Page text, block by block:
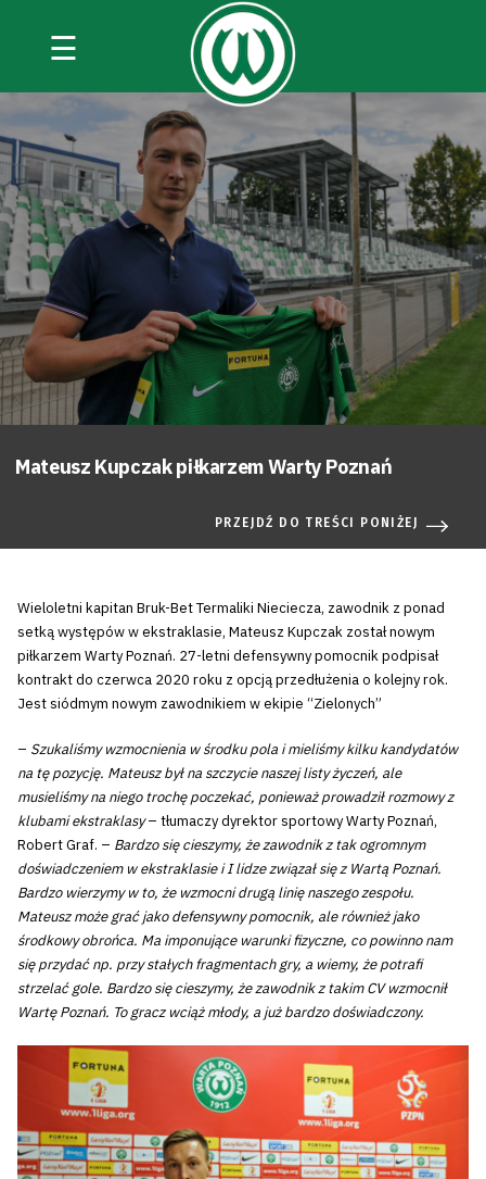
☰
Mateusz Kupczak piłkarzem Warty Poznań
PRZEJDŹ DO TREŚCI PONIŻEJ
Wieloletni kapitan Bruk-Bet Termaliki Nieciecza, zawodnik z ponad
setką występów w ekstraklasie, Mateusz Kupczak został nowym
piłkarzem Warty Poznań. 27-letni defensywny pomocnik podpisał
kontrakt do czerwca 2020 roku z opcją przedłużenia o kolejny rok.
Jest siódmym nowym zawodnikiem w ekipie “Zielonych”
– Szukaliśmy wzmocnienia w środku pola i mieliśmy kilku kandydatów
na tę pozycję. Mateusz był na szczycie naszej listy życzeń, ale
musieliśmy na niego trochę poczekać, ponieważ prowadził rozmowy z
klubami ekstraklasy– tłumaczy dyrektor sportowy Warty Poznań,
Robert Graf. – Bardzo się cieszymy, że zawodnik z tak ogromnym
doświadczeniem w ekstraklasie i I lidze związał się z Wartą Poznań.
Bardzo wierzymy w to, że wzmocni drugą linię naszego zespołu.
Mateusz może grać jako defensywny pomocnik, ale również jako
środkowy obrońca. Ma imponujące warunki fizyczne, co powinno nam
się przydać np. przy stałych fragmentach gry, a wiemy, że potrafi
strzelać gole. Bardzo się cieszymy, że zawodnik z takim CV wzmocnił
Wartę Poznań. To gracz wciąż młody, a już bardzo doświadczony.